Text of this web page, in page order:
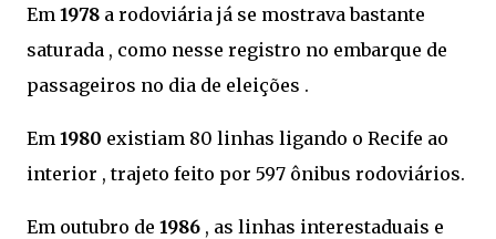
Em 1978 a rodoviária já se mostrava bastante
saturada , como nesse registro no embarque de
passageiros no dia de eleições .
Em 1980 existiam 80 linhas ligando o Recife ao
interior , trajeto feito por 597 ônibus rodoviários.
Em outubro de 1986 , as linhas interestaduais e